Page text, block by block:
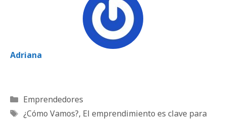
Adriana
Categorías
Emprendedores
Etiquetas
¿Cómo Vamos?, El emprendimiento es clave para